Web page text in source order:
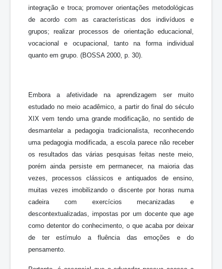
integração e troca; promover orientações metodológicas
de acordo com as características dos indivíduos e
grupos; realizar processos de orientação educacional,
vocacional e ocupacional, tanto na forma individual
quanto em grupo. (BOSSA 2000, p. 30).
Embora a afetividade na aprendizagem ser muito
estudado no meio acadêmico, a partir do final do século
XIX vem tendo uma grande modificação, no sentido de
desmantelar a pedagogia tradicionalista, reconhecendo
uma pedagogia modificada, a escola parece não receber
os resultados das várias pesquisas feitas neste meio,
porém ainda persiste em permanecer, na maioria das
vezes, processos clássicos e antiquados de ensino,
muitas vezes imobilizando o discente por horas numa
cadeira com exercícios mecanizadas e
descontextualizadas, impostas por um docente que age
como detentor do conhecimento, o que acaba por deixar
de ter estímulo a fluência das emoções e do
pensamento.